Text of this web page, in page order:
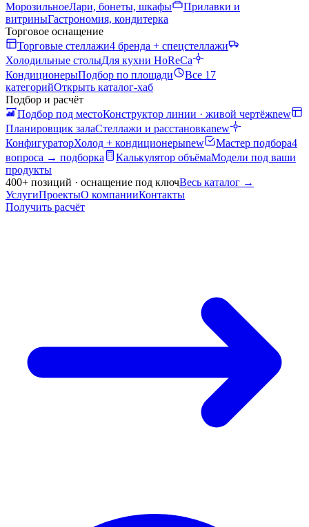
МорозильноеЛари, бонеты, шкафы
Прилавки и
витриныГастрономия, кондитерка
Торговое оснащение
Торговые стеллажи4 бренда + спецстеллажи
Холодильные столыДля кухни HoReCa
КондиционерыПодбор по площади
Все 17
категорийОткрыть каталог-хаб
Подбор и расчёт
Подбор под местоКонструктор линии · живой чертёжnew
Планировщик залаСтеллажи и расстановкаnew
КонфигураторХолод + кондиционерыnew Мастер подбора4
вопроса → подборка
Калькулятор объёмаМодели под ваши
продукты
400+ позиций · оснащение под ключВесь каталог →
УслугиПроектыО компанииКонтакты
Получить расчёт